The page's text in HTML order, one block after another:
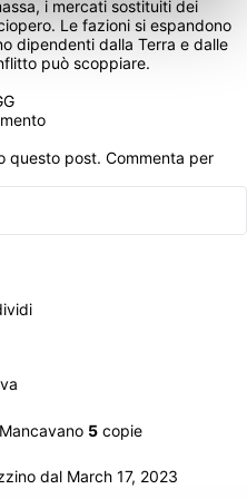
i mercati sostituiti dei
Le fazioni si espandono
dipendenti dalla Terra e dalle
può scoppiare.
questo post. Commenta per
5 copie
dal March 17, 2023